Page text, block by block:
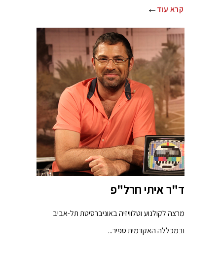
קרא עוד
ד"ר איתי חרל"פ
מרצה לקולנוע וטלוויזיה באוניברסיטת תל-אביב
ובמכללה האקדמית ספיר...